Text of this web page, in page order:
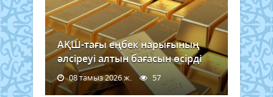
АҚШ-тағы еңбек нарығының
әлсіреуі алтын бағасын өсірді
08 тамыз 2026 ж. 57